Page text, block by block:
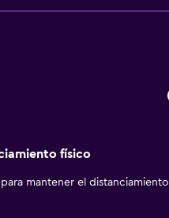
físico
mantener el distanciamiento